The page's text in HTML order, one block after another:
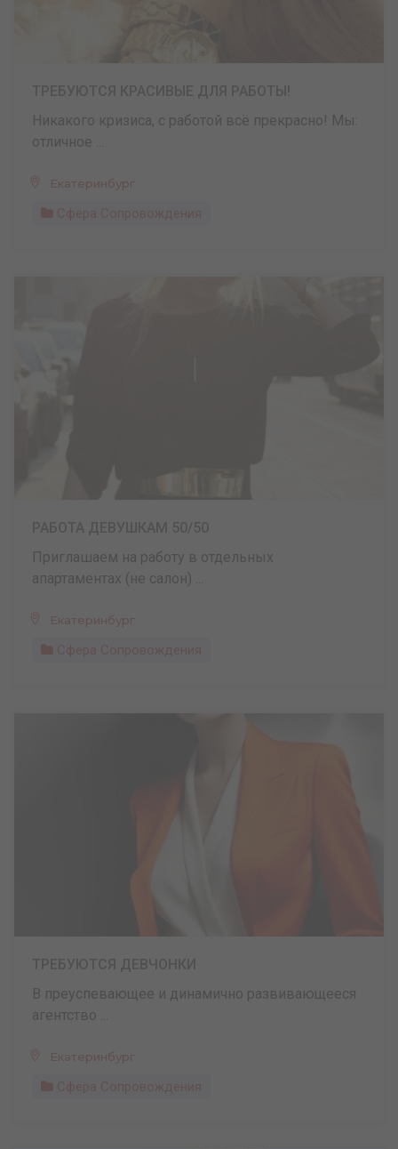
Никакого кризиса, с работой всё прекрасно! Мы:
отличное ...
Екатеринбург
Сфера Сопровождения
Приглашаем на работу в отдельных
апартаментах (не салон) ...
Екатеринбург
Сфера Сопровождения
В преуспевающее и динамично развивающееся
агентство ...
Екатеринбург
Сфера Сопровождения